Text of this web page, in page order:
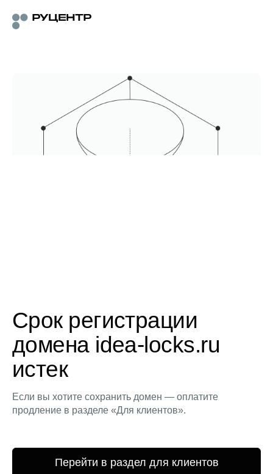
Срок регистрации
домена idea-locks.ru
истек
Если вы хотите сохранить домен — оплатите
продление в разделе «Для клиентов».
Перейти в раздел для клиентов